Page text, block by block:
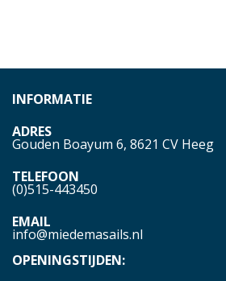
INFORMATIE
ADRES
Gouden Boayum 6, 8621 CV Heeg
TELEFOON
(0)515-443450
EMAIL
info@miedemasails.nl
OPENINGSTIJDEN: